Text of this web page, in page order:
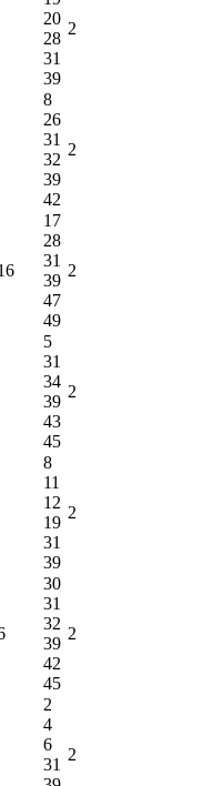
20
28
31
39
2
8
26
31
32
39
42
2
17
28
31
39
47
49
2
5
31
34
39
43
45
2
8
11
12
19
31
39
2
30
31
32
39
42
45
2
2
4
6
31
2